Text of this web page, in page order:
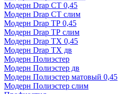
Модерн Drap СТ 0,45
Модерн Drap СТ слим
Модерн Drap ТР 0,45
Модерн Drap ТР слим
Модерн Drap ТХ 0,45
Модерн Drap ТХ дв
Модерн Полиэстер
Модерн Полиэстер дв
Модерн Полиэстер матовый 0,45
Модерн Полиэстер слим